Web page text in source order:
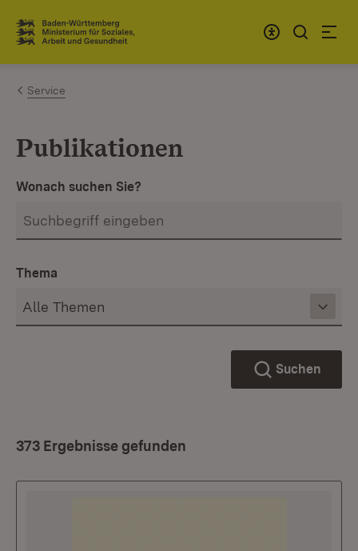
Zum Inhalt springen
Link zur Startseite
Service
Publikationen
Wonach suchen Sie?
Thema
Suchen
373 Ergebnisse gefunden